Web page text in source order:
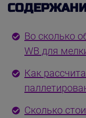
Во сколько
WB для
Как
Сколько